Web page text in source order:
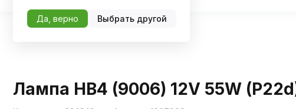
Лампа HB4 (9006) 12V 55W
Да, верно Выбрать другой